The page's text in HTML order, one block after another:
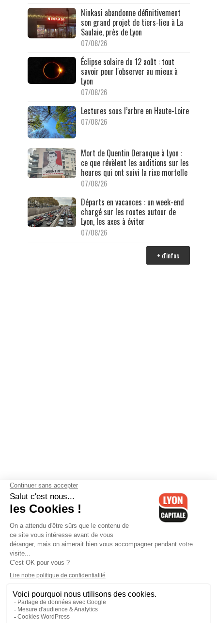
Ninkasi abandonne définitivement
son grand projet de tiers-lieu à La
Saulaie, près de Lyon
07/08/26
Éclipse solaire du 12 août : tout
savoir pour l'observer au mieux à
Lyon
07/08/26
Lectures sous l’arbre en Haute-Loire
07/08/26
Mort de Quentin Deranque à Lyon :
ce que révèlent les auditions sur les
heures qui ont suivi la rixe mortelle
07/08/26
Départs en vacances : un week-end
chargé sur les routes autour de
Lyon, les axes à éviter
07/08/26
+ d'infos
Contactez-nous-Mentions légales-CGV-Politique de
confidentialité-Gestion des cookies